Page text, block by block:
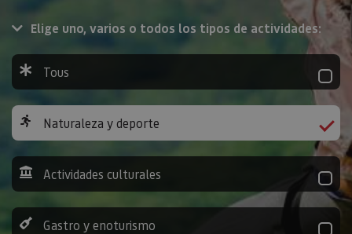
Elige uno, varios o todos los tipos de actividades:
Tous
Naturaleza y deporte
Actividades culturales
Gastro y enoturismo